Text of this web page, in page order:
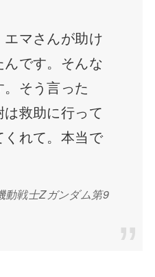
マさんが助け
です。そんな
そう言った
救助に行って
くれて。本当で
動戦士Zガンダム第9